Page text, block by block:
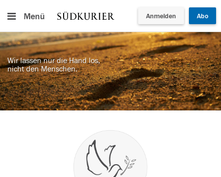
Menü Anmelden Abo
Wir lassen nur die Hand los,
nicht den Menschen.